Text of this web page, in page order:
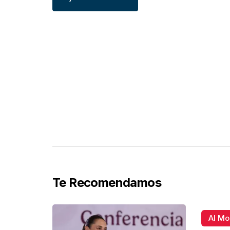
Te Recomendamos
Al